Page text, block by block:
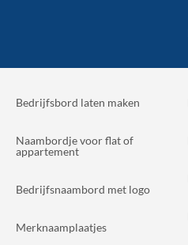
Bedrijfsbord laten maken
Naambordje voor flat of
appartement
Bedrijfsnaambord met logo
Merknaamplaatjes